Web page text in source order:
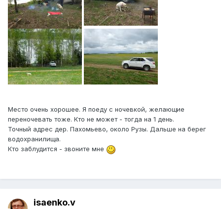
Место очень хорошее. Я поеду с ночевкой, желающие
переночевать тоже. Кто не может - тогда на 1 день.
Точный адрес дер. Пахомьево, около Рузы. Дальше на берег
водохранилища.
Кто заблудится - звоните мне
isaenko.v